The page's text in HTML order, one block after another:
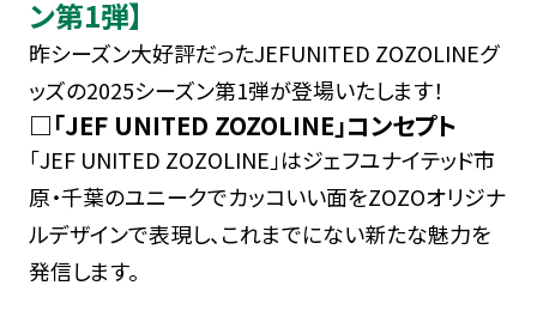
ン第1弾】
昨シーズン大好評だったJEFUNITED ZOZOLINEグ
ッズの2025シーズン第1弾が登場いたします！
□「JEF UNITED ZOZOLINE」コンセプト
「JEF UNITED ZOZOLINE」はジェフユナイテッド市
原・千葉のユニークでカッコいい面をZOZOオリジナ
ルデザインで表現し、これまでにない新たな魅力を
発信します。